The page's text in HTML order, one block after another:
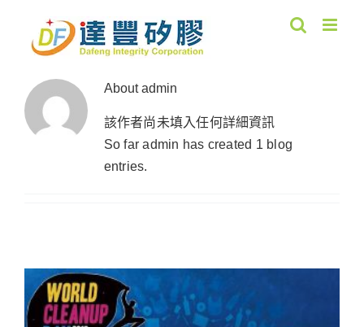
content
Aboutadmin
該作者尚未填入任何詳細資訊
So far admin has created 1 blog
entries.